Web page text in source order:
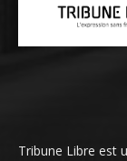
Tribune Libre est